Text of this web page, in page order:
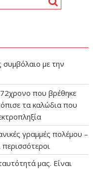
με την
που βρέθηκε
τα καλώδια που
γραμμές πολέμου –
μας. Είναι